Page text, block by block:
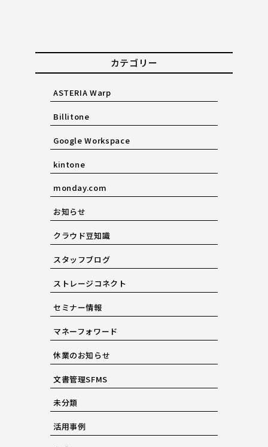
カテゴリー
ASTERIA Warp
Billitone
Google Workspace
kintone
monday.com
お知らせ
クラウド豆知識
スタッフブログ
ストレージコネクト
セミナー情報
マネーフォワード
休業のお知らせ
文書管理SFMS
未分類
活用事例